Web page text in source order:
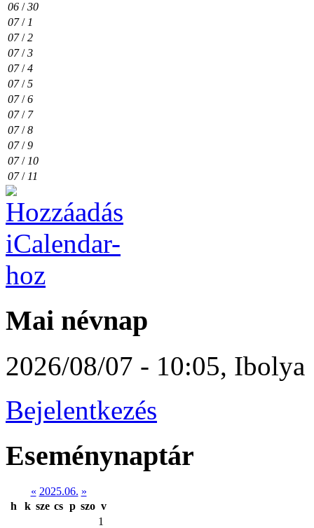
06 /30
07/ 1
07/2
07/3
07/4
07/5
07/6
07/ 7
07/8
07/9
07/ 10
07/ 11
Mai névnap
2026/08/07 - 10:05, Ibolya
Bejelentkezés
Eseménynaptár
« 2025.06. »
h
k sze cs p szo v
1